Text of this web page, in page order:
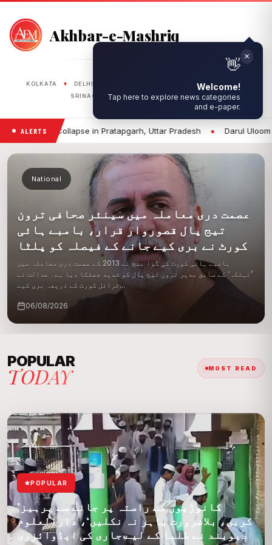
Akhbar-e-Mashriq
KOLKATA ♦ DELHI ♦ BHOPAL ♦
SRINAGAR ♦ SILIGURI ♦ ASANSOL
ALERTS
Pradesh • Darul Uloom Deoband Issues Advisory for Students
National
عصمت دری معاملہ میں سینئر صحافی ترون
تیج پال قصوروار قرار، بامبے ہائی
کورٹ نے بری کیے جانے کے فیصلہ کو پلٹا
بامبے ہائی کورٹ کی گوا بنچ نے 2013 کے عصمت دری معاملہ میں
’تہلکہ‘ کے سابق مدیر ترون تیج پال کو شدید جھٹکا دیا ہے۔ عدالت نے
ٹرائل کورٹ کے ذریعہ بری کیے...
06/08/2026
POPULAR
TODAY MOST READ
POPULAR
’کانوڑیوں کے راستہ پر جانے سے پرہیز
کریں، بلاضرورت باہر نہ نکلیں‘، دارالعلوم
دیوبند نے طلبا کے لیے جاری کی ایڈوائزری